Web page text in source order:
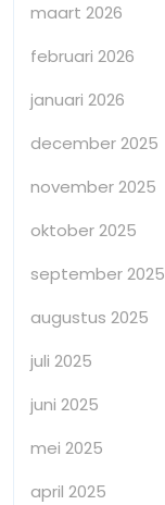
maart 2026
februari 2026
januari 2026
december 2025
november 2025
oktober 2025
september 2025
augustus 2025
juli 2025
juni 2025
mei 2025
april 2025